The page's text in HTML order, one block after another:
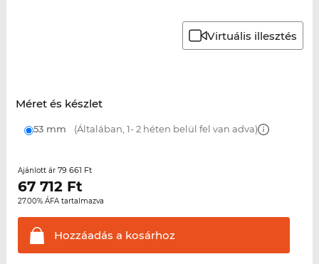
Virtuális illesztés
Méret és készlet
53 mm (Általában, 1- 2 héten belül fel van adva)
Ajánlott ár 79 661 Ft
67 712Ft
27.00% ÁFA tartalmazva
Hozzáadás a kosárhoz